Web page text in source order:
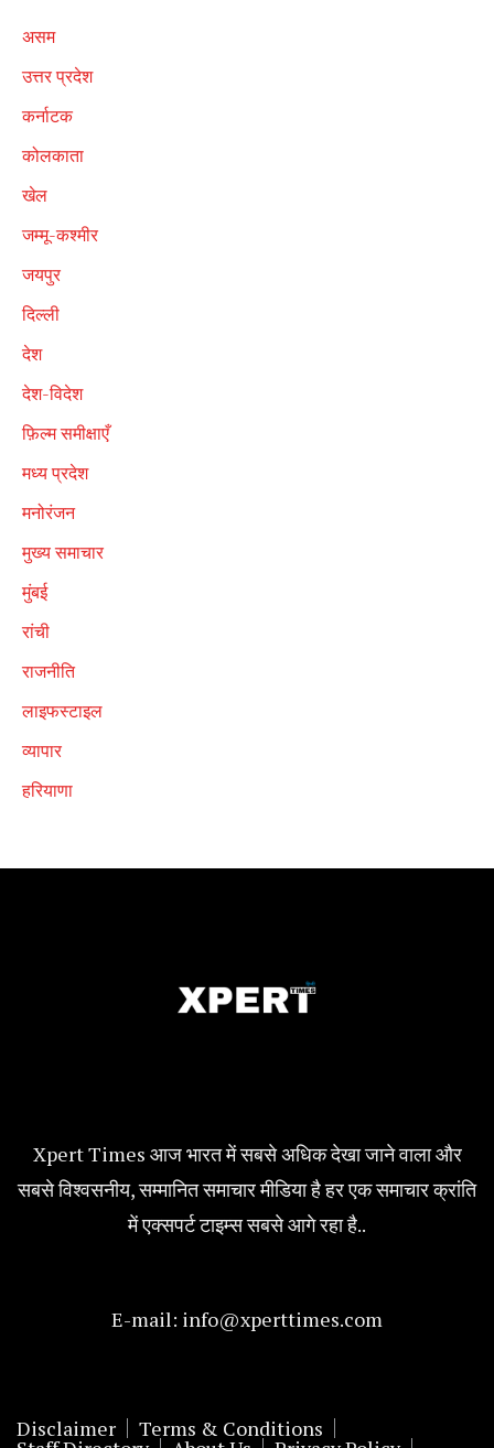
असम
उत्तर प्रदेश
कर्नाटक
कोलकाता
खेल
जम्मू-कश्मीर
जयपुर
दिल्ली
देश
देश-विदेश
फ़िल्म समीक्षाएँ
मध्य प्रदेश
मनोरंजन
मुख्य समाचार
मुंबई
रांची
राजनीति
लाइफस्टाइल
व्यापार
हरियाणा
Xpert Times आज भारत में सबसे अधिक देखा जाने वाला और
सबसे विश्वसनीय, सम्मानित समाचार मीडिया है हर एक समाचार क्रांति
में एक्सपर्ट टाइम्स सबसे आगे रहा है..
E-mail: info@xperttimes.com
Disclaimer Terms & Conditions